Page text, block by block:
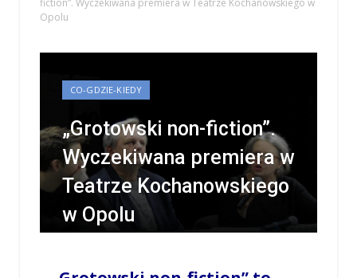
fiction”. Wyczekiwana premiera w Teatrze Kochanowskiego w
Opolu
CO-GDZIE-KIEDY
„Grotowski non-fiction”.
Wyczekiwana premiera w
Teatrze Kochanowskiego
w Opolu